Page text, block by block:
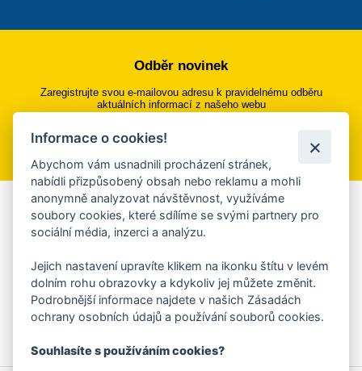
Odběr novinek
Zaregistrujte svou e-mailovou adresu k pravidelnému odběru
aktuálních informací z našeho webu
Přihlásit se k odběru
Aplikace Mobilní rozhlas
Chcete dostávat do svého mobilu či mailu upozornění na
ankety, pozvánky na kulturní a sportovní akce?
Více informací o aplikaci
Informace o cookies!
Abychom vám usnadnili procházení stránek,
nabídli přizpůsobený obsah nebo reklamu a mohli
anonymně analyzovat návštěvnost, využíváme
soubory cookies, které sdílíme se svými partnery pro
sociální média, inzerci a analýzu.
Jejich nastavení upravíte klikem na ikonku štítu v levém
dolním rohu obrazovky a kdykoliv jej můžete změnit.
Podrobnější informace najdete v našich Zásadách
ochrany osobních údajů a používání souborů cookies.
Souhlasíte s používáním cookies?